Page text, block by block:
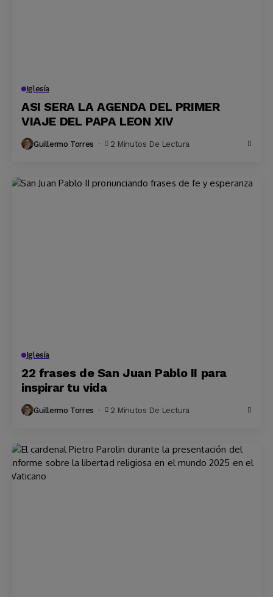
Iglesía
ASI SERA LA AGENDA DEL PRIMER
VIAJE DEL PAPA LEON XIV
Guillermo Torres 2 Minutos De Lectura
Iglesía
22 frases de San Juan Pablo II para
inspirar tu vida
Guillermo Torres 2 Minutos De Lectura